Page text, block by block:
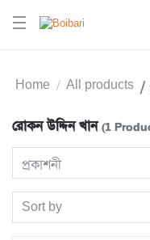
Home All products
রোকন উদ্দিন খান(1
প্রকাশনী
Sort by